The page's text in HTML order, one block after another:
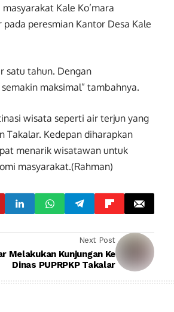
Kale Ko’mara
peresmian Kantor Desa Kale
satu tahun. Dengan
maksimal” tambahnya.
wisata seperti air terjun yang
Takalar. Kedepan diharapkan
menarik wisatawan untuk
masyarakat.(Rahman)
Next Post
Melakukan Kunjungan Ke
Dinas PUPRPKP Takalar